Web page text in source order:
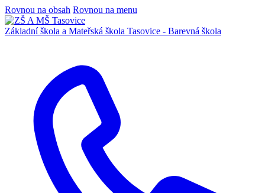
Rovnou na obsah Rovnou na menu
Základní škola a Mateřská škola Tasovice - Barevná škola